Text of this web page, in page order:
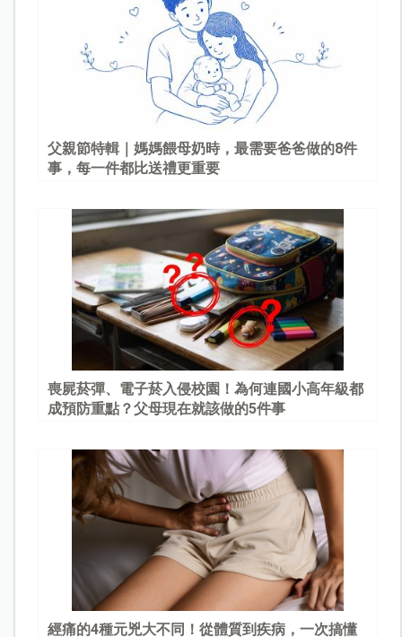
父親節特輯｜媽媽餵母奶時，最需要爸爸做的8件
事，每一件都比送禮更重要
喪屍菸彈、電子菸入侵校園！為何連國小高年級都
成預防重點？父母現在就該做的5件事
經痛的4種元兇大不同！從體質到疾病，一次搞懂